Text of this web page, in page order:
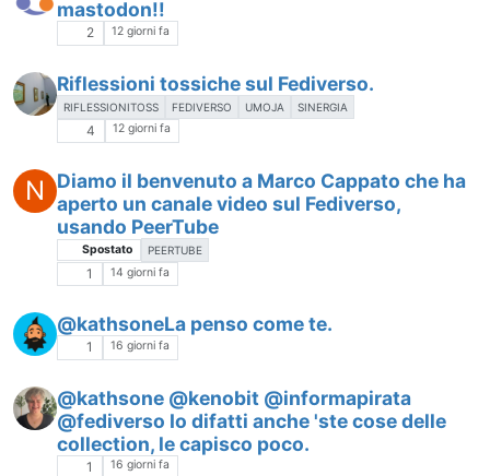
mastodon!!
2 12 giorni fa
Riflessioni tossiche sul Fediverso.
RIFLESSIONITOSS FEDIVERSO UMOJA SINERGIA
4 12 giorni fa
N
Diamo il benvenuto a Marco Cappato che ha
aperto un canale video sul Fediverso,
usando PeerTube
Spostato PEERTUBE
1 14 giorni fa
@kathsoneLa penso come te.
1 16 giorni fa
@kathsone @kenobit @informapirata
@fediverso Io difatti anche 'ste cose delle
collection, le capisco poco.
1 16 giorni fa